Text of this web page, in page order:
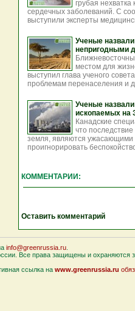
грубая
сердечных заболеваний. С
выступили эксперты
Ученые
непригодными
местом для
выступил глава ученого
проблемам перенаселения и
Ученые
ископаемых на
Канадские
что
земля, являются ужасающими
проигнорировать
КОММЕНТАРИИ:
Оставить комментарий
info@greenrussia.ru
Все права защищены и охраняются
ссылка на www.greenrussia.ru